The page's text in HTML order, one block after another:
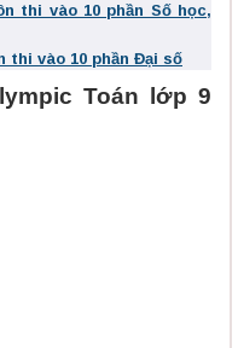
thi vào 10 phần Số học,
thi vào 10 phần Đại số
Toán lớp 9